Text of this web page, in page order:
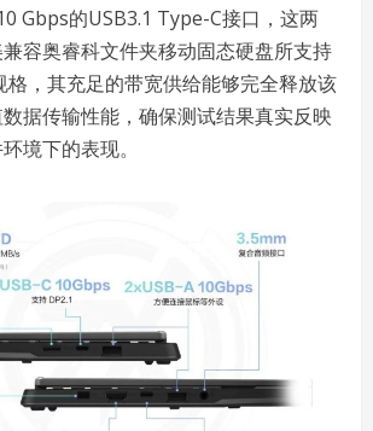
Gbps的USB3.1 Type-C接口，这两
容奥睿科文件夹移动固态硬盘所支持
格，其充足的带宽供给能够完全释放该
据传输性能，确保测试结果真实反映
境下的表现。